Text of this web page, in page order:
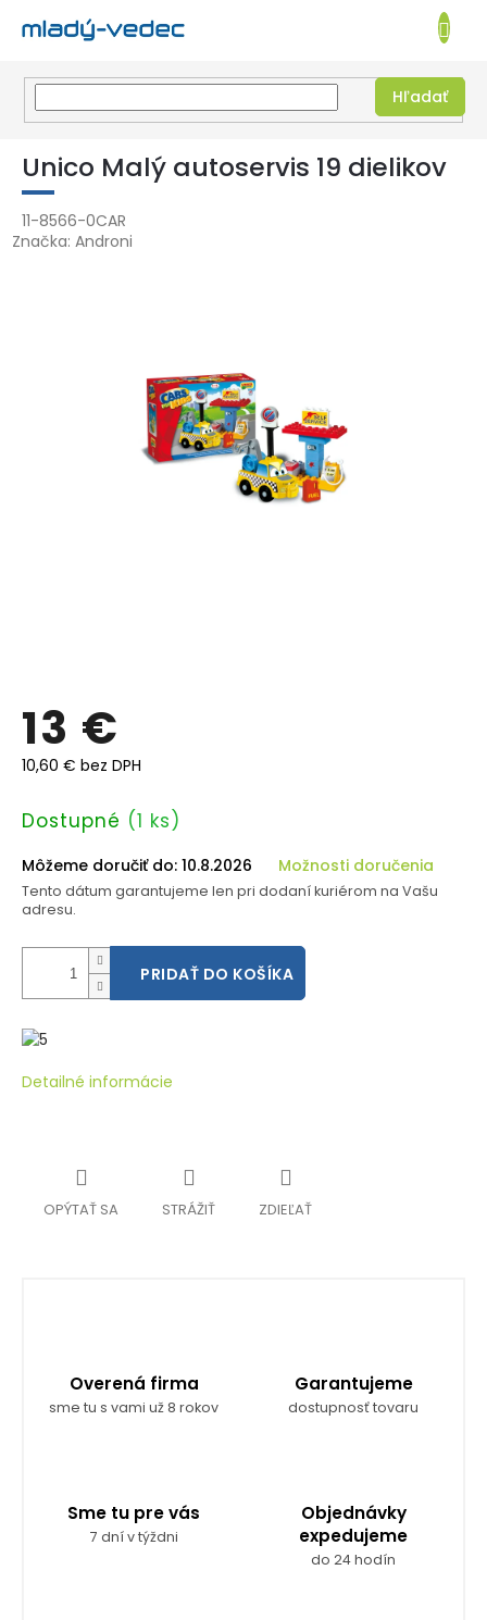
Prejsť
obsah
EUR
Hľadať
KOŠÍK
Unico Malý autoservis 19 dielikov
11-8566-0CAR
Značka: Androni
13 €
10,60 € bez DPH
Jednotková
Dostupné (1 ks)
Môžeme doručiť do: 10.8.2026 Možnosti doručenia
Tento dátum garantujeme len pri dodaní kuriérom na Vašu
adresu.
PRIDAŤ DO KOŠÍKA
Detailné informácie
OPÝTAŤ SA STRÁŽIŤ ZDIEĽAŤ
Overená firma
sme tu s vami už 8 rokov
Garantujeme
dostupnosť tovaru
Sme tu pre vás
7 dní v týždni
Objednávky
expedujeme
do 24 hodín